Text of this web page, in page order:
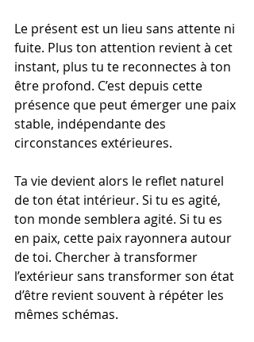
Le présent est un lieu sans attente ni
fuite. Plus ton attention revient à cet
instant, plus tu te reconnectes à ton
être profond. C’est depuis cette
présence que peut émerger une paix
stable, indépendante des
circonstances extérieures.
Ta vie devient alors le reflet naturel
de ton état intérieur. Si tu es agité,
ton monde semblera agité. Si tu es
en paix, cette paix rayonnera autour
de toi. Chercher à transformer
l’extérieur sans transformer son état
d’être revient souvent à répéter les
mêmes schémas.